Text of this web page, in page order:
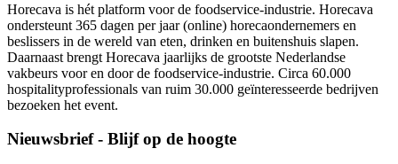
Horecava is hét platform voor de foodservice-industrie. Horecava
ondersteunt 365 dagen per jaar (online) horecaondernemers en
beslissers in de wereld van eten, drinken en buitenshuis slapen.
Daarnaast brengt Horecava jaarlijks de grootste Nederlandse
vakbeurs voor en door de foodservice-industrie. Circa 60.000
hospitalityprofessionals van ruim 30.000 geïnteresseerde bedrijven
bezoeken het event.
Nieuwsbrief - Blijf op de hoogte